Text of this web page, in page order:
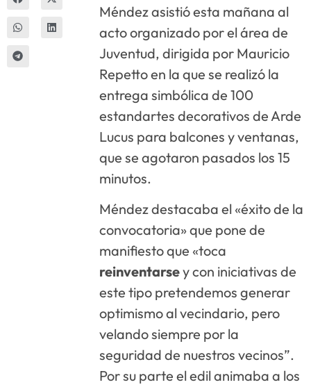
Méndez asistió esta mañana al
acto organizado por el área de
Juventud, dirigida por Mauricio
Repetto en la que se realizó la
entrega simbólica de 100
estandartes decorativos de Arde
Lucus para balcones y ventanas,
que se agotaron pasados los 15
minutos.
Méndez destacaba el «éxito de la
convocatoria» que pone de
manifiesto que «toca
reinventarsey con iniciativas de
este tipo pretendemos generar
optimismo al vecindario, pero
velando siempre por la
seguridad de nuestros vecinos”.
Por su parte el edil animaba a los